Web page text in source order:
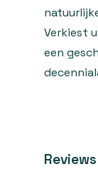
Verkiest
een
Reviews